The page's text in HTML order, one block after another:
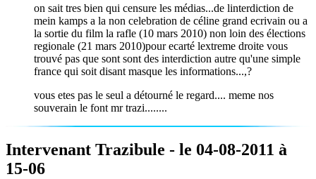
on sait tres bien qui censure les médias...de linterdiction de
mein kamps a la non celebration de céline grand ecrivain ou a
la sortie du film la rafle (10 mars 2010) non loin des élections
regionale (21 mars 2010)pour ecarté lextreme droite vous
trouvé pas que sont sont des interdiction autre qu'une simple
france qui soit disant masque les informations...,?
vous etes pas le seul a détourné le regard.... meme nos
souverain le font mr trazi........
Intervenant Trazibule - le 04-08-2011 à
15-06